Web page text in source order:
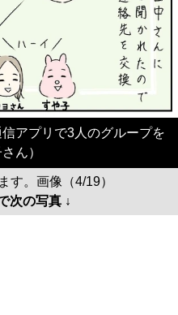
アプリで3人のグループを
ん）
す。画像（4/19）
次の写真 ↓